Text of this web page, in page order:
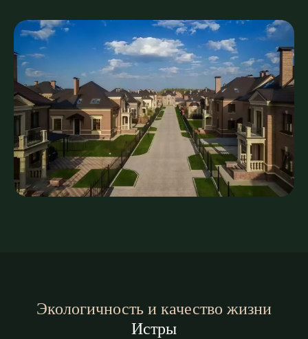
Экологичность и качество жизни
Истры